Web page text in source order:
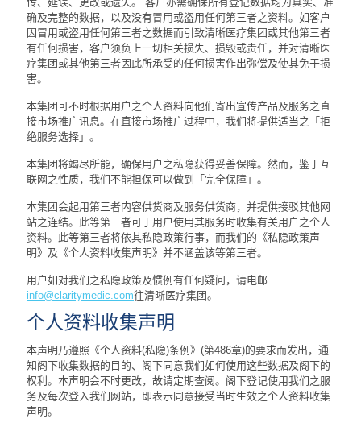
确及完整的数据，以及没有冒用或盗用任何第三者之资料。如客户
因冒用或盗用任何第三者之数据而引致清晰医疗集团或其他第三者
有任何损害，客户须负上一切相关损失、损毁或责任，并对清晰医
疗集团或其他第三者因此所承受的任何损害作出弥偿及使其免于损
害。
本集团可不时根据用户之个人资料向他们寄出宣传产品及服务之直
接市场推广讯息。在直接市场推广过程中，我们将提供适当之「拒
绝服务选择」。
本集团将竭尽所能，确保用户之私隐获得妥善保障。然而，鉴于互
联网之性质，我们不能担保可以做到「完全保障」。
本集团会起用第三者内容供货商及服务供货商，并提供接驳其他网
站之连结。此等第三者可于用户使用其服务时收集有关用户之个人
资料。此等第三者将依其私隐政策行事，而我们的《私隐政策声
明》及《个人资料收集声明》并不涵盖该等第三者。
用户如对我们之私隐政策及惯例有任何疑问，请电邮
info@claritymedic.com往清晰医疗集团。
个人资料收集声明
本声明乃遵照《个人资料(私隐)条例》(第486章)的要求而发出，通
知阁下收集数据的目的、阁下同意我们如何使用这些数据及阁下的
权利。本声明会不时更改，故请定期查阅。阁下登记使用我们之服
务及每次登入我们网站，即表示同意接受当时生效之个人资料收集
声明。